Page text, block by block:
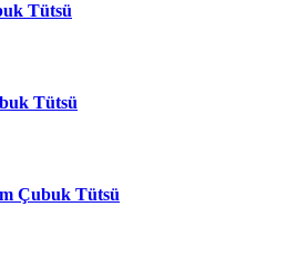
Tütsü
Tütsü
Çubuk Tütsü